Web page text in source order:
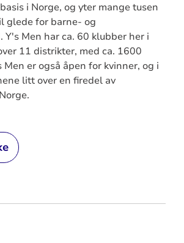
i Norge, og yter mange tusen
glede for barne- og
Y's Men har ca. 60 klubber her i
11 distrikter, med ca. 1600
Men er også åpen for kvinner, og i
litt over en firedel av